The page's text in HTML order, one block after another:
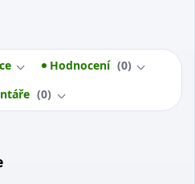
Hodnocení
0
0